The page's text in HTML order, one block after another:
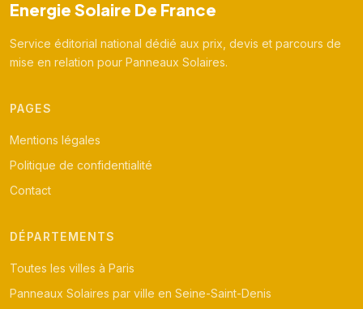
Energie Solaire De France
Service éditorial national dédié aux prix, devis et parcours de
mise en relation pour Panneaux Solaires.
PAGES
Mentions légales
Politique de confidentialité
Contact
DÉPARTEMENTS
Toutes les villes à Paris
Panneaux Solaires par ville en Seine-Saint-Denis